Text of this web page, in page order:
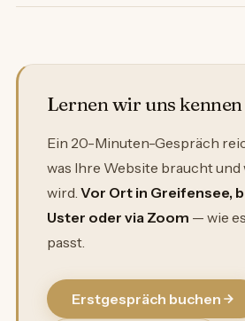
Lernen wir uns kennen
Ein 20-Minuten-Gespräch
was Ihre Website braucht und
wird. Vor Ort in Greifensee,
Uster oder via Zoom — wie
passt.
Erstgespräch buchen